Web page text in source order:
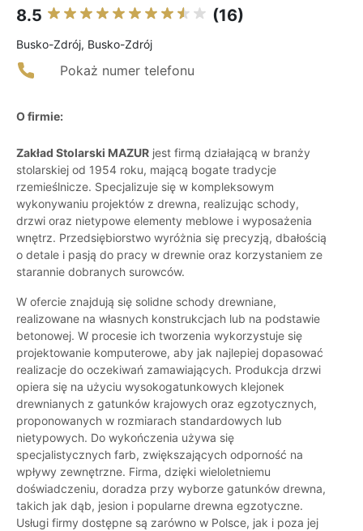
8.5 (16)
Busko-Zdrój, Busko-Zdrój
Pokaż numer telefonu
O firmie:
Zakład Stolarski MAZUR jest firmą działającą w branży
stolarskiej od 1954 roku, mającą bogate tradycje
rzemieślnicze. Specjalizuje się w kompleksowym
wykonywaniu projektów z drewna, realizując schody,
drzwi oraz nietypowe elementy meblowe i wyposażenia
wnętrz. Przedsiębiorstwo wyróżnia się precyzją, dbałością
o detale i pasją do pracy w drewnie oraz korzystaniem ze
starannie dobranych surowców.
W ofercie znajdują się solidne schody drewniane,
realizowane na własnych konstrukcjach lub na podstawie
betonowej. W procesie ich tworzenia wykorzystuje się
projektowanie komputerowe, aby jak najlepiej dopasować
realizacje do oczekiwań zamawiających. Produkcja drzwi
opiera się na użyciu wysokogatunkowych klejonek
drewnianych z gatunków krajowych oraz egzotycznych,
proponowanych w rozmiarach standardowych lub
nietypowych. Do wykończenia używa się
specjalistycznych farb, zwiększających odporność na
wpływy zewnętrzne. Firma, dzięki wieloletniemu
doświadczeniu, doradza przy wyborze gatunków drewna,
takich jak dąb, jesion i popularne drewna egzotyczne.
Usługi firmy dostępne są zarówno w Polsce, jak i poza jej